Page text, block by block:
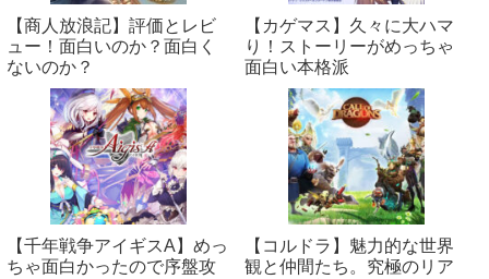
【商人放浪‪記】評価とレビ
ュー！面白いのか？面白く
ないのか？
【カゲマス】久々に大ハマ
り！ストーリーがめっちゃ
面白い本格派
【千年戦争アイギスA】めっ
ちゃ面白かったので序盤攻
【コルドラ】魅力的な世界
観と仲間たち。究極のリア